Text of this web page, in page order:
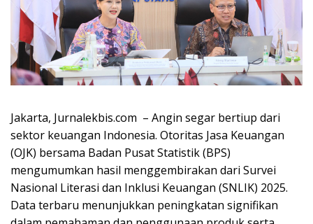
Jakarta, Jurnalekbis.com – Angin segar bertiup dari
sektor keuangan Indonesia. Otoritas Jasa Keuangan
(OJK) bersama Badan Pusat Statistik (BPS)
mengumumkan hasil menggembirakan dari Survei
Nasional Literasi dan Inklusi Keuangan (SNLIK) 2025.
Data terbaru menunjukkan peningkatan signifikan